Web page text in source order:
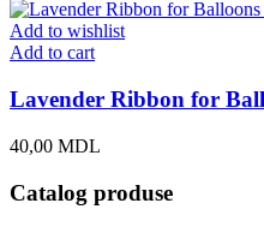
Add to wishlist
Add to cart
Lavender Ribbon for
40,00 MDL
Catalog produse